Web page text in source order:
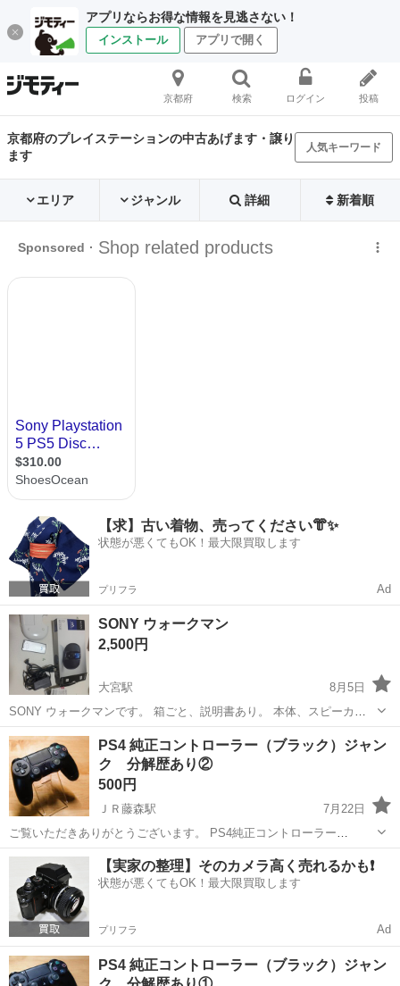
アプリならお得な情報を見逃さない！
インストール アプリで開く
京都府 検索 ログイン 投稿
京都府のプレイステーションの中古あげます・譲り
ます
人気キーワード
エリア ジャンル 詳細 新着順
【求】古い着物、売ってください👘✨
状態が悪くてもOK！最大限買取します
プリフラ Ad
SONY ウォークマン
2,500円
大宮駅
8月5日
SONY ウォークマンです。 箱ごと、説明書あり。 本体、スピーカ
ー、充電コード全て揃っています。 使用感はありますし、これが流行
った当時の音楽がおそらく、そのまま入っています。
京都 京都市 大宮駅 テレビゲーム
PS4 純正コントローラー（ブラック）ジャン
ク 分解歴あり②
500円
ＪＲ藤森駅
7月22日
ご覧いただきありがとうございます。 PS4純正コントローラー
（DUALSHOCK 4）をお譲りします。 【出品理由】 修理をしようとし
ましたが、時間が取れないため出品いたします。 【商品について】 メ
ーカー：SONY（ソ...
京都 京都市 ＪＲ藤森駅 テレビゲーム PS4
【実家の整理】そのカメラ高く売れるかも❗️
状態が悪くてもOK！最大限買取します
プリフラ Ad
PS4 純正コントローラー（ブラック）ジャン